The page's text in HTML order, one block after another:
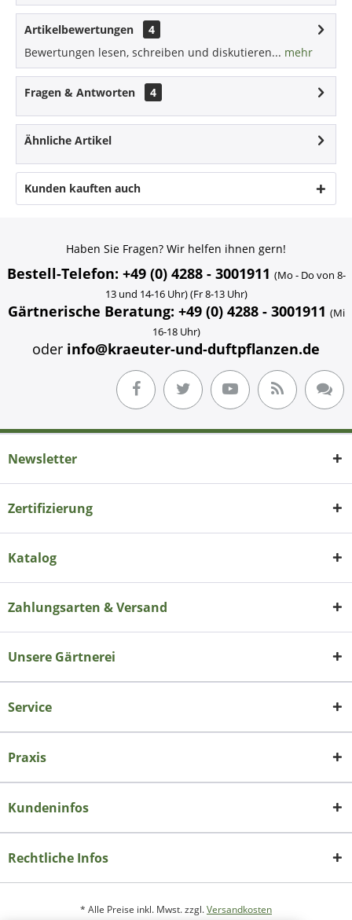
Artikelbewertungen
4
Bewertungen lesen, schreiben und diskutieren... mehr
Fragen & Antworten 4
Ähnliche Artikel
Kunden kauften auch
Haben Sie Fragen? Wir helfen ihnen gern!
Bestell-Telefon: +49 (0) 4288 - 3001911 (Mo - Do von 8-
13 und 14-16 Uhr) (Fr 8-13 Uhr)
Gärtnerische Beratung: +49 (0) 4288 - 3001911 (Mi
16-18 Uhr)
oder info@kraeuter-und-duftpflanzen.de
Newsletter
Zertifizierung
Katalog
Zahlungsarten & Versand
Unsere Gärtnerei
Service
Praxis
Kundeninfos
Rechtliche Infos
* Alle Preise inkl. Mwst. zzgl.Versandkosten